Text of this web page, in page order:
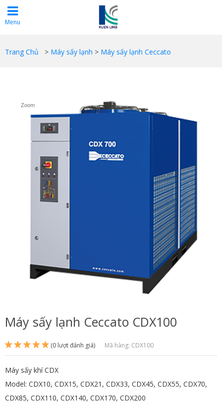
Menu
Trang Chủ > Máy sấy lạnh > Máy sấy lạnh Ceccato
Zoom
Máy sấy lạnh Ceccato CDX100
(0 lượt đánh giá) Mã hàng: CDX100
Máy sấy khí CDX
Model: CDX10, CDX15, CDX21, CDX33, CDX45, CDX55, CDX70,
CDX85, CDX110, CDX140, CDX170, CDX200